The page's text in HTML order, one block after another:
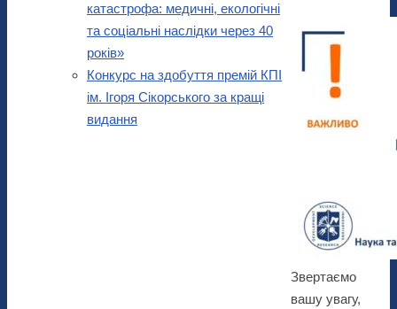
Звертаємо
вашу увагу,
катастрофа: медичні, екологічні
та соціальні наслідки через 40
років»
Конкурс на здобуття премій КПІ
ім. Ігоря Сікорського за кращі
видання